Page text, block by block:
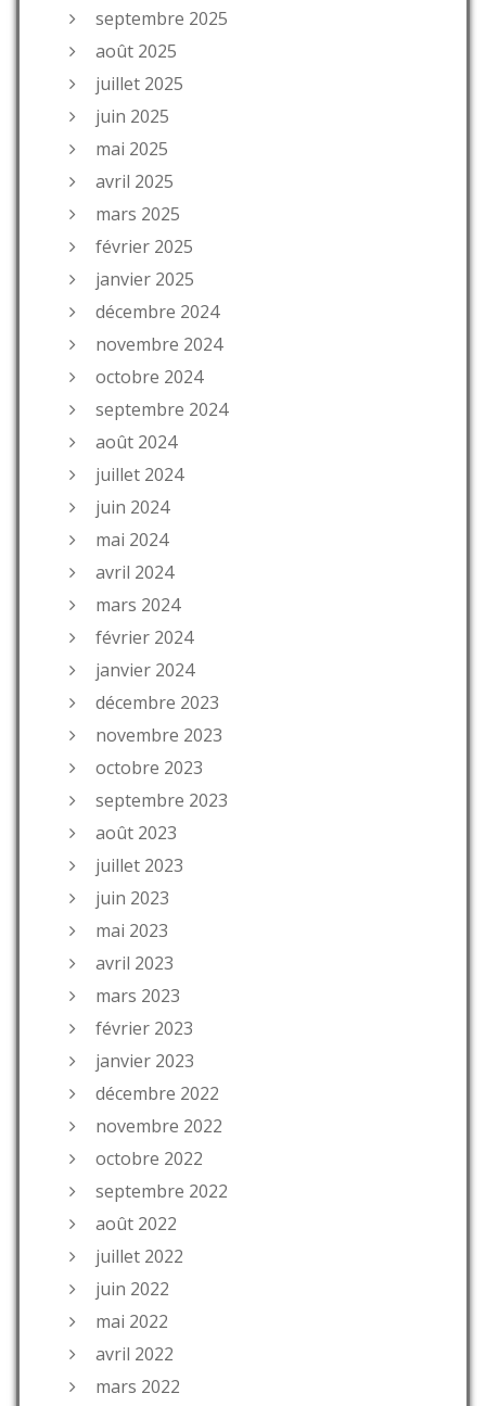
septembre 2025
août 2025
juillet 2025
juin 2025
mai 2025
avril 2025
mars 2025
février 2025
janvier 2025
décembre 2024
novembre 2024
octobre 2024
septembre 2024
août 2024
juillet 2024
juin 2024
mai 2024
avril 2024
mars 2024
février 2024
janvier 2024
décembre 2023
novembre 2023
octobre 2023
septembre 2023
août 2023
juillet 2023
juin 2023
mai 2023
avril 2023
mars 2023
février 2023
janvier 2023
décembre 2022
novembre 2022
octobre 2022
septembre 2022
août 2022
juillet 2022
juin 2022
mai 2022
avril 2022
mars 2022